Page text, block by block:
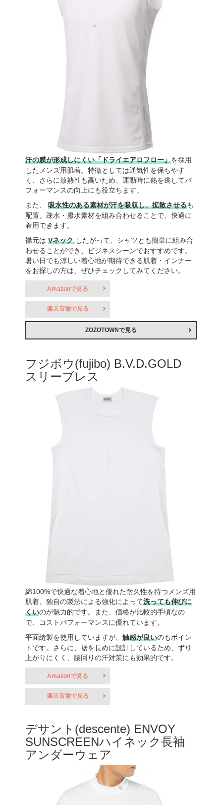
汗の膜が形成しにくい「ドライエアロフロー」を採用
したメンズ用肌着。特徴としては通気性を保ちやす
く、さらに放熱性も高いため、運動時に熱を逃してパ
フォーマンスの向上にも役立ちます。
また、 吸水性のある素材が汗を吸収し、拡散させるも
配置。疎水・撥水素材を組み合わせることで、快適に
着用できます。
襟元は Vネックしたがって、シャツとも簡単に組み合
わせることができ、ビジネスシーンでおすすめです。
暑い日でも涼しい着心地が期待できる肌着・インナー
をお探しの方は、ぜひチェックしてみてください。
Amazonで見る
楽天市場で見る
ZOZOTOWNで見る
フジボウ(fujibo) B.V.D.GOLD
スリーブレス
綿100%で快適な着心地と優れた耐久性を持つメンズ用
肌着。独自の製法による強化によって洗っても伸びに
くいのが魅力的です。また、価格が比較的手頃なの
で、コストパフォーマンスに優れています。
平面縫製を使用していますが、 触感が良いのもポイン
トです。さらに、裾を長めに設計しているため、ずり
上がりにくく、腰回りの汗対策にも効果的です。
Amazonで見る
楽天市場で見る
デサント(descente) ENVOY
SUNSCREENハイネック長袖
アンダーウェア